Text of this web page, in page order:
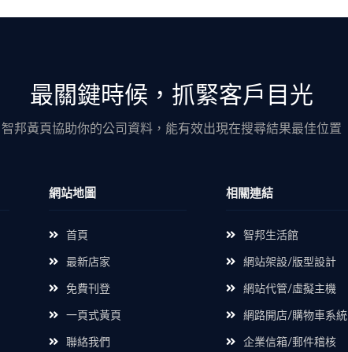
最關鍵時候，抓緊客戶目光
智邦黃頁協助你的公司資料，能有效出現在搜尋結果最佳位置
網站地圖
首頁
最新店家
免費刊登
一頁式黃頁
聯絡我們
相關連結
智邦生活館
網站架設/版型設計
網站代管/虛擬主機
網路開店/購物車系統
企業信箱/郵件稽核